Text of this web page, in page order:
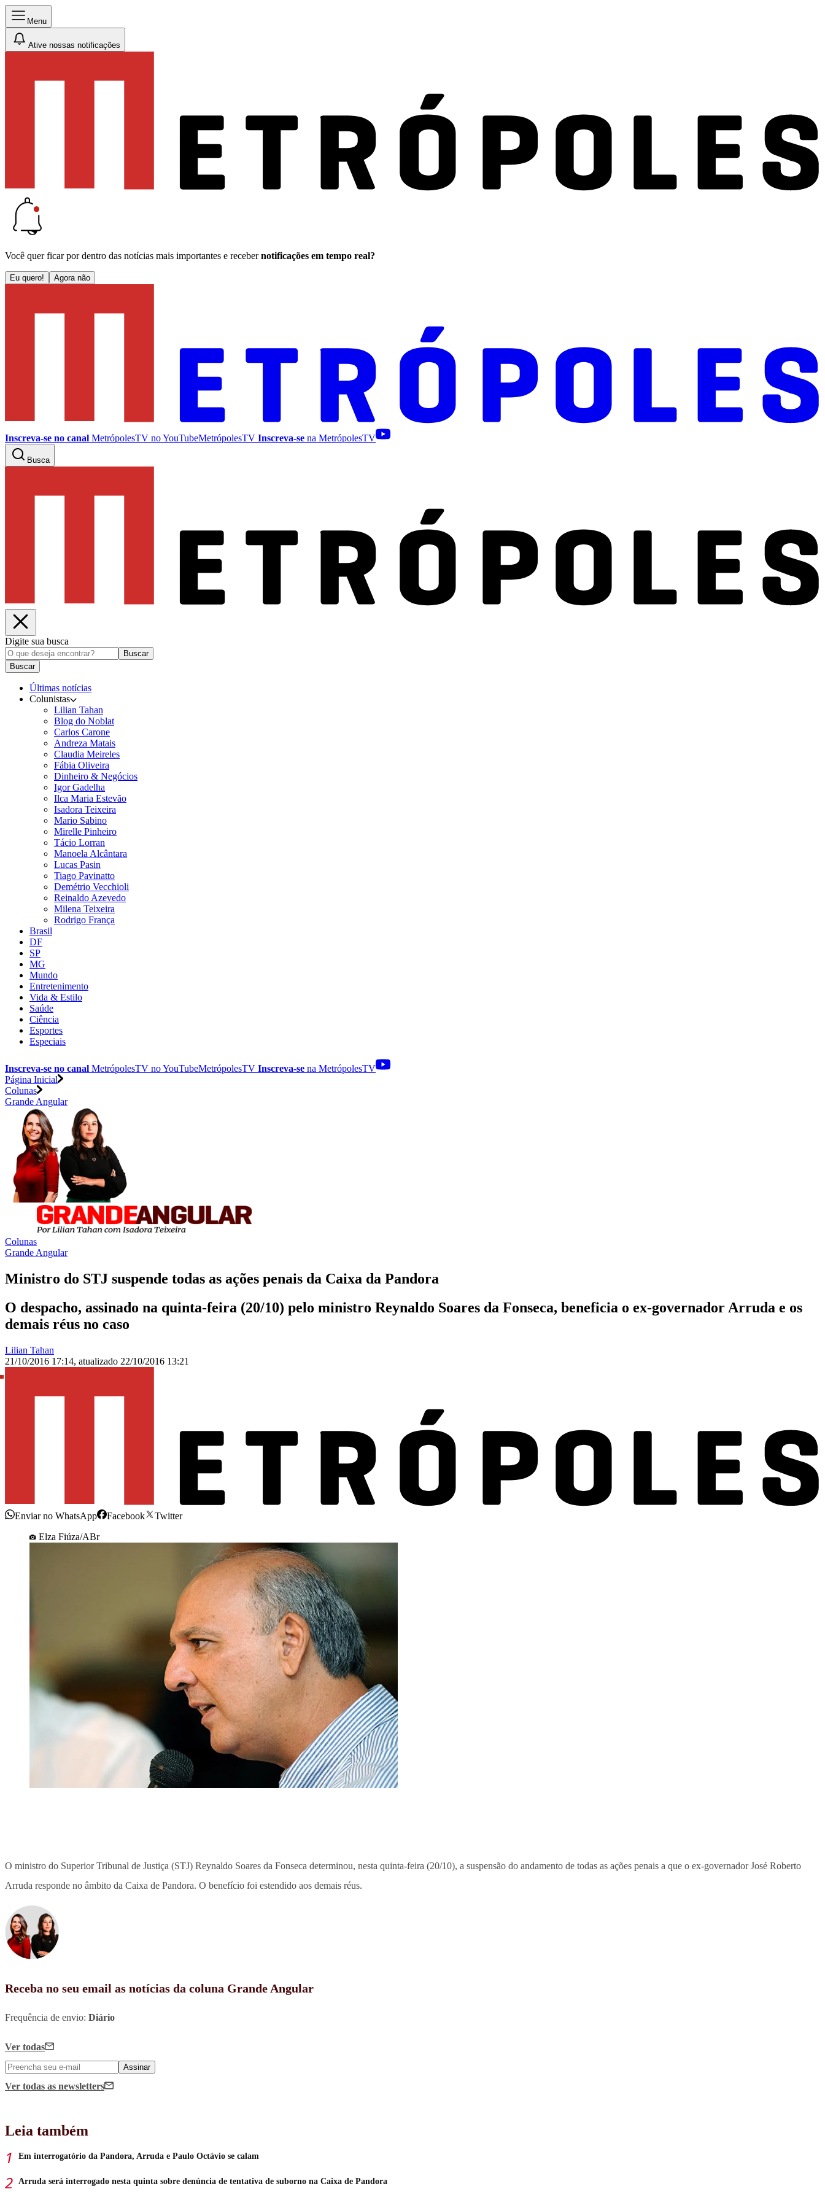
Menu
Ative nossas notificações
Você quer ficar por dentro das notícias mais importantes e receber notificações em tempo real?
Eu quero! Agora não
Inscreva-se no canal MetrópolesTV noYouTubeMetrópolesTV Inscreva-se na MetrópolesTV
Busca
Digite sua busca
Buscar
Buscar
Últimas notícias
Colunistas
Lilian Tahan
Blog do Noblat
Carlos Carone
Andreza Matais
Claudia Meireles
Fábia Oliveira
Dinheiro & Negócios
Igor Gadelha
Ilca Maria Estevão
Isadora Teixeira
Mario Sabino
Mirelle Pinheiro
Tácio Lorran
Manoela Alcântara
Lucas Pasin
Tiago Pavinatto
Demétrio Vecchioli
Reinaldo Azevedo
Milena Teixeira
Rodrigo França
Brasil
DF
SP
MG
Mundo
Entretenimento
Vida & Estilo
Saúde
Ciência
Esportes
Especiais
Inscreva-se no canal MetrópolesTV noYouTubeMetrópolesTV Inscreva-se na MetrópolesTV
Página Inicial
Colunas
Grande Angular
Colunas
Grande Angular
Ministro do STJ suspende todas as ações penais da Caixa da Pandora
O despacho, assinado na quinta-feira (20/10) pelo ministro Reynaldo Soares da Fonseca, beneficia o ex-governador Arruda e os
demais réus no caso
Lilian Tahan
21/10/2016 17:14, atualizado 22/10/2016 13:21
Enviar no WhatsApp Facebook
Twitter
Elza Fiúza/ABr
O ministro do Superior Tribunal de Justiça (STJ) Reynaldo Soares da Fonseca determinou, nesta quinta-feira (20/10), a suspensão do andamento de todas as ações penais a que o ex-governador José Roberto
Arruda responde no âmbito da Caixa de Pandora. O benefício foi estendido aos demais réus.
Receba no seu email as notícias da coluna Grande Angular
Frequência de envio: Diário
Ver todas
Assinar
Ver todas as newsletters
Leia também
Em interrogatório da Pandora, Arruda e Paulo Octávio se calam
Arruda será interrogado nesta quinta sobre denúncia de tentativa de suborno na Caixa de Pandora